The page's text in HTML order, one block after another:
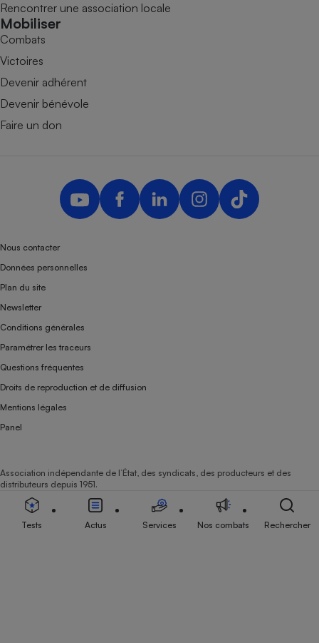
Rencontrer une association locale
Mobiliser
Combats
Victoires
Devenir adhérent
Devenir bénévole
Faire un don
Nous contacter
Données personnelles
Plan du site
Newsletter
Conditions générales
Paramétrer les traceurs
Questions fréquentes
Droits de reproduction et de diffusion
Mentions légales
Panel
Association indépendante de l’État, des syndicats, des producteurs et des
distributeurs depuis 1951.
Tests Actus Services Nos combats Rechercher